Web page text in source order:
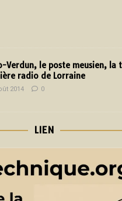
Verdun, le poste meusien, la
radio de Lorraine
2014 0
LIEN